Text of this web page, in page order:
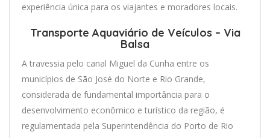
experiência única para os viajantes e moradores locais.
Transporte Aquaviário de Veículos – Via
Balsa
A travessia pelo canal Miguel da Cunha entre os
municípios de São José do Norte e Rio Grande,
considerada de fundamental importância para o
desenvolvimento econômico e turístico da região, é
regulamentada pela Superintendência do Porto de Rio